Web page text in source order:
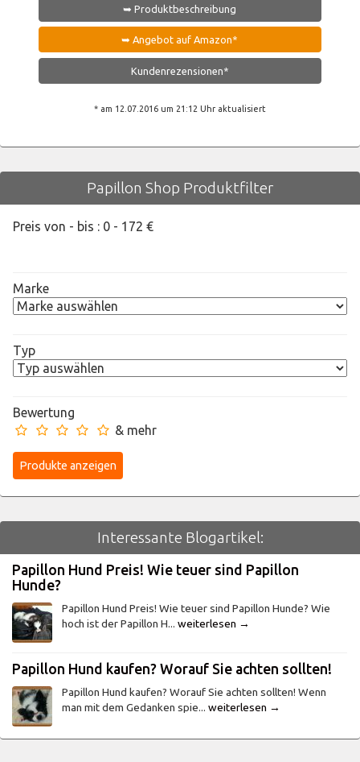
➥ Produktbeschreibung
➥ Angebot auf Amazon*
Kundenrezensionen*
* am 12.07.2016 um 21:12 Uhr aktualisiert
Papillon Shop Produktfilter
Preis von - bis : 0 - 172 €
Marke
Typ
Bewertung
& mehr
Interessante Blogartikel:
Papillon Hund Preis! Wie teuer sind Papillon
Hunde?
Papillon Hund Preis! Wie teuer sind Papillon Hunde? Wie
hoch ist der Papillon H... weiterlesen →
Papillon Hund kaufen? Worauf Sie achten sollten!
Papillon Hund kaufen? Worauf Sie achten sollten! Wenn
man mit dem Gedanken spie... weiterlesen →